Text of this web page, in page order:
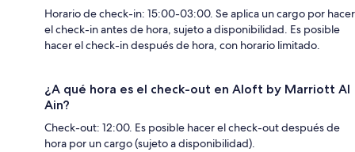
Horario de check-in: 15:00-03:00. Se aplica un cargo por hacer
el check-in antes de hora, sujeto a disponibilidad. Es posible
hacer el check-in después de hora, con horario limitado.
¿A qué hora es el check-out en Aloft by Marriott Al
Ain?
Check-out: 12:00. Es posible hacer el check-out después de
hora por un cargo (sujeto a disponibilidad).